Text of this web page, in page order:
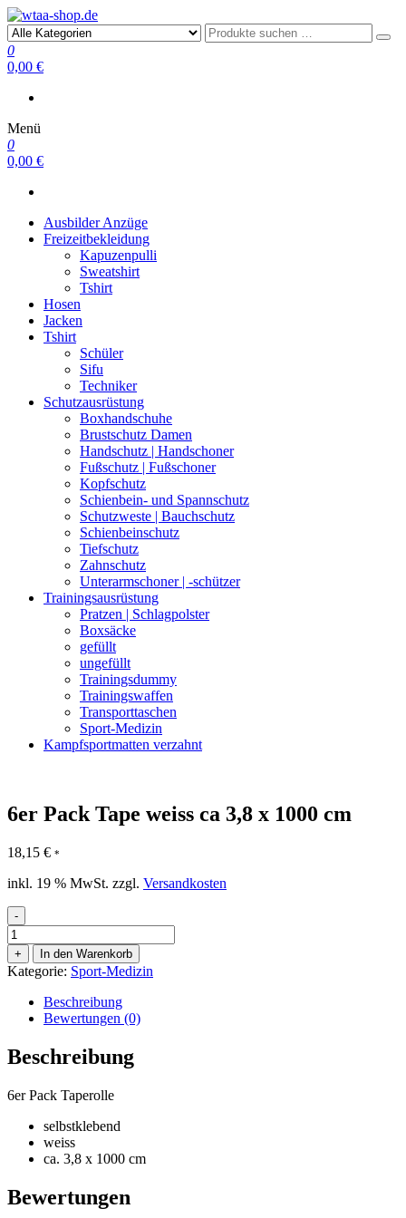
wtaa-shop.de
0
0,00 €
Menü
0
0,00 €
Ausbilder Anzüge
Freizeitbekleidung
Kapuzenpulli
Sweatshirt
Tshirt
Hosen
Jacken
Tshirt
Schüler
Sifu
Techniker
Schutzausrüstung
Boxhandschuhe
Brustschutz Damen
Handschutz | Handschoner
Fußschutz | Fußschoner
Kopfschutz
Schienbein- und Spannschutz
Schutzweste | Bauchschutz
Schienbeinschutz
Tiefschutz
Zahnschutz
Unterarmschoner | -schützer
Trainingsausrüstung
Pratzen | Schlagpolster
Boxsäcke
gefüllt
ungefüllt
Trainingsdummy
Trainingswaffen
Transporttaschen
Sport-Medizin
Kampfsportmatten verzahnt
6er Pack Tape weiss ca 3,8 x 1000 cm
18,15 € *
inkl. 19 % MwSt. zzgl. Versandkosten
-
6er
Pack
Tape
weiss
1000
cm
+ In den Warenkorb
Kategorie: Sport-Medizin
Beschreibung
Bewertungen (0)
Beschreibung
6er Pack Taperolle
selbstklebend
weiss
ca. 3,8 x 1000 cm
Bewertungen